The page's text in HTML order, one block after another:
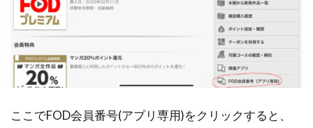
ここでFOD会員番号(アプリ専用)をクリックすると、